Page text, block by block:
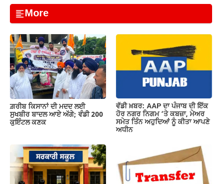
c
e
b
o
o
k
at
s
A
p
p
aile
gr
a
m
p
y
n
k
ar
e
More
ਗ਼ਰੀਬ ਕਿਸਾਨਾਂ ਦੀ ਮਦਦ ਲਈ
ਸੁਖਬੀਰ ਬਾਦਲ ਆਏ ਅੱਗੇ; ਵੰਡੀ 200
ਕੁਇੰਟਲ ਕਣਕ
ਵੱਡੀ ਖ਼ਬਰ: AAP ਦਾ ਪੰਜਾਬ ਦੀ ਇੱਕ
ਹੋਰ ਨਗਰ ਨਿਗਮ ‘ਤੇ ਕਬਜ਼ਾ, ਮੇਅਰ
ਸਮੇਤ ਤਿੰਨ ਅਹੁਦਿਆਂ ਨੂੰ ਕੀਤਾ ਆਪਣੇ
ਅਧੀਨ